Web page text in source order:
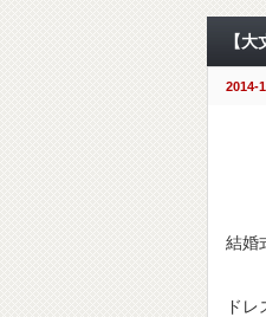
【
2014-
結婚
ド